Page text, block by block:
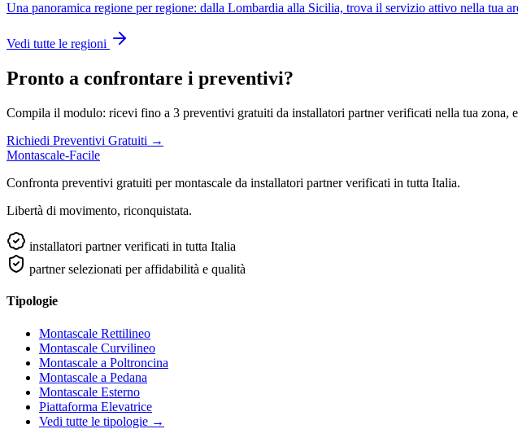
Una panoramica regione per regione: dalla Lombardia alla Sicilia, trova il servizio attivo nella tua
Vedi tutte le regioni
Pronto a confrontare i preventivi?
Compila il modulo: ricevi fino a 3 preventivi gratuiti da installatori partner verificati nella tua zona,
Richiedi Preventivi Gratuiti →
Montascale-Facile
Confronta preventivi gratuiti per montascale da installatori partner verificati in tutta Italia.
Libertà di movimento, riconquistata.
installatori partner verificati in tutta Italia
partner selezionati per affidabilità e qualità
Tipologie
Montascale Rettilineo
Montascale Curvilineo
Montascale a Poltroncina
Montascale a Pedana
Montascale Esterno
Piattaforma Elevatrice
Vedi tutte le tipologie →